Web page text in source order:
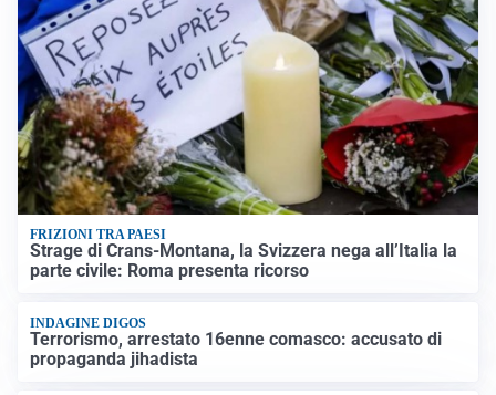
FRIZIONI TRA PAESI
Strage di Crans-Montana, la Svizzera nega all’Italia la
parte civile: Roma presenta ricorso
INDAGINE DIGOS
Terrorismo, arrestato 16enne comasco: accusato di
propaganda jihadista